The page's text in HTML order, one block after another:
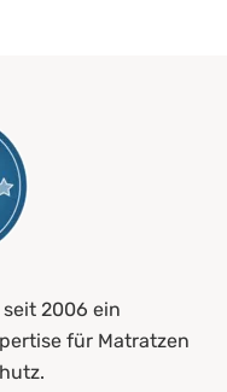
seit 2006 ein
für Matratzen